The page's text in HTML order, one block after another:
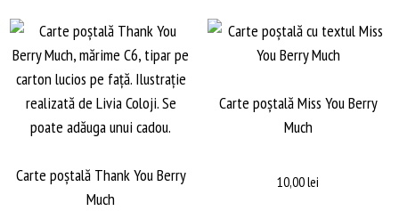
Carte poștală Thank You Berry
Much
Carte poștală Miss You Berry
Much
10,00lei